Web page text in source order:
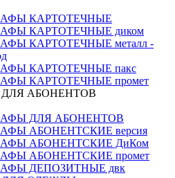
КАРТОТЕЧНЫЕ
КАРТОТЕЧНЫЕ диком
КАРТОТЕЧНЫЕ металл -
КАРТОТЕЧНЫЕ пакс
КАРТОТЕЧНЫЕ промет
АБОНЕНТОВ
ДЛЯ АБОНЕНТОВ
АБОНЕНТСКИЕ версия
АБОНЕНТСКИЕ ДиКом
АБОНЕНТСКИЕ промет
ДЕПОЗИТНЫЕ двк